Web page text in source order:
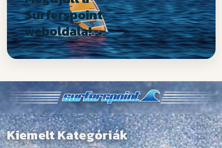
Surferspoint
weboldala!
Kiemelt Kategóriák